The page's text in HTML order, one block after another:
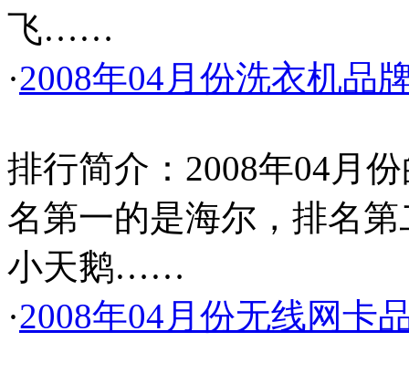
飞……
·2008年04月份洗衣机品
排行简介：2008年04月
名第一的是海尔，排名
小天鹅……
·2008年04月份无线网卡